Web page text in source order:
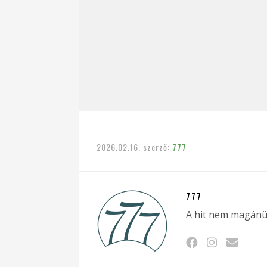
2026.02.16. szerző: 777
777
A hit nem